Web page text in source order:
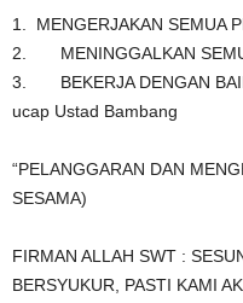
1. MENGERJAKAN SEMUA
2. MENINGGALKAN
3. BEKERJA DENGAN
ucap Ustad Bambang
“PELANGGARAN DAN
SESAMA)
FIRMAN ALLAH SWT :
BERSYUKUR, PASTI KAMI